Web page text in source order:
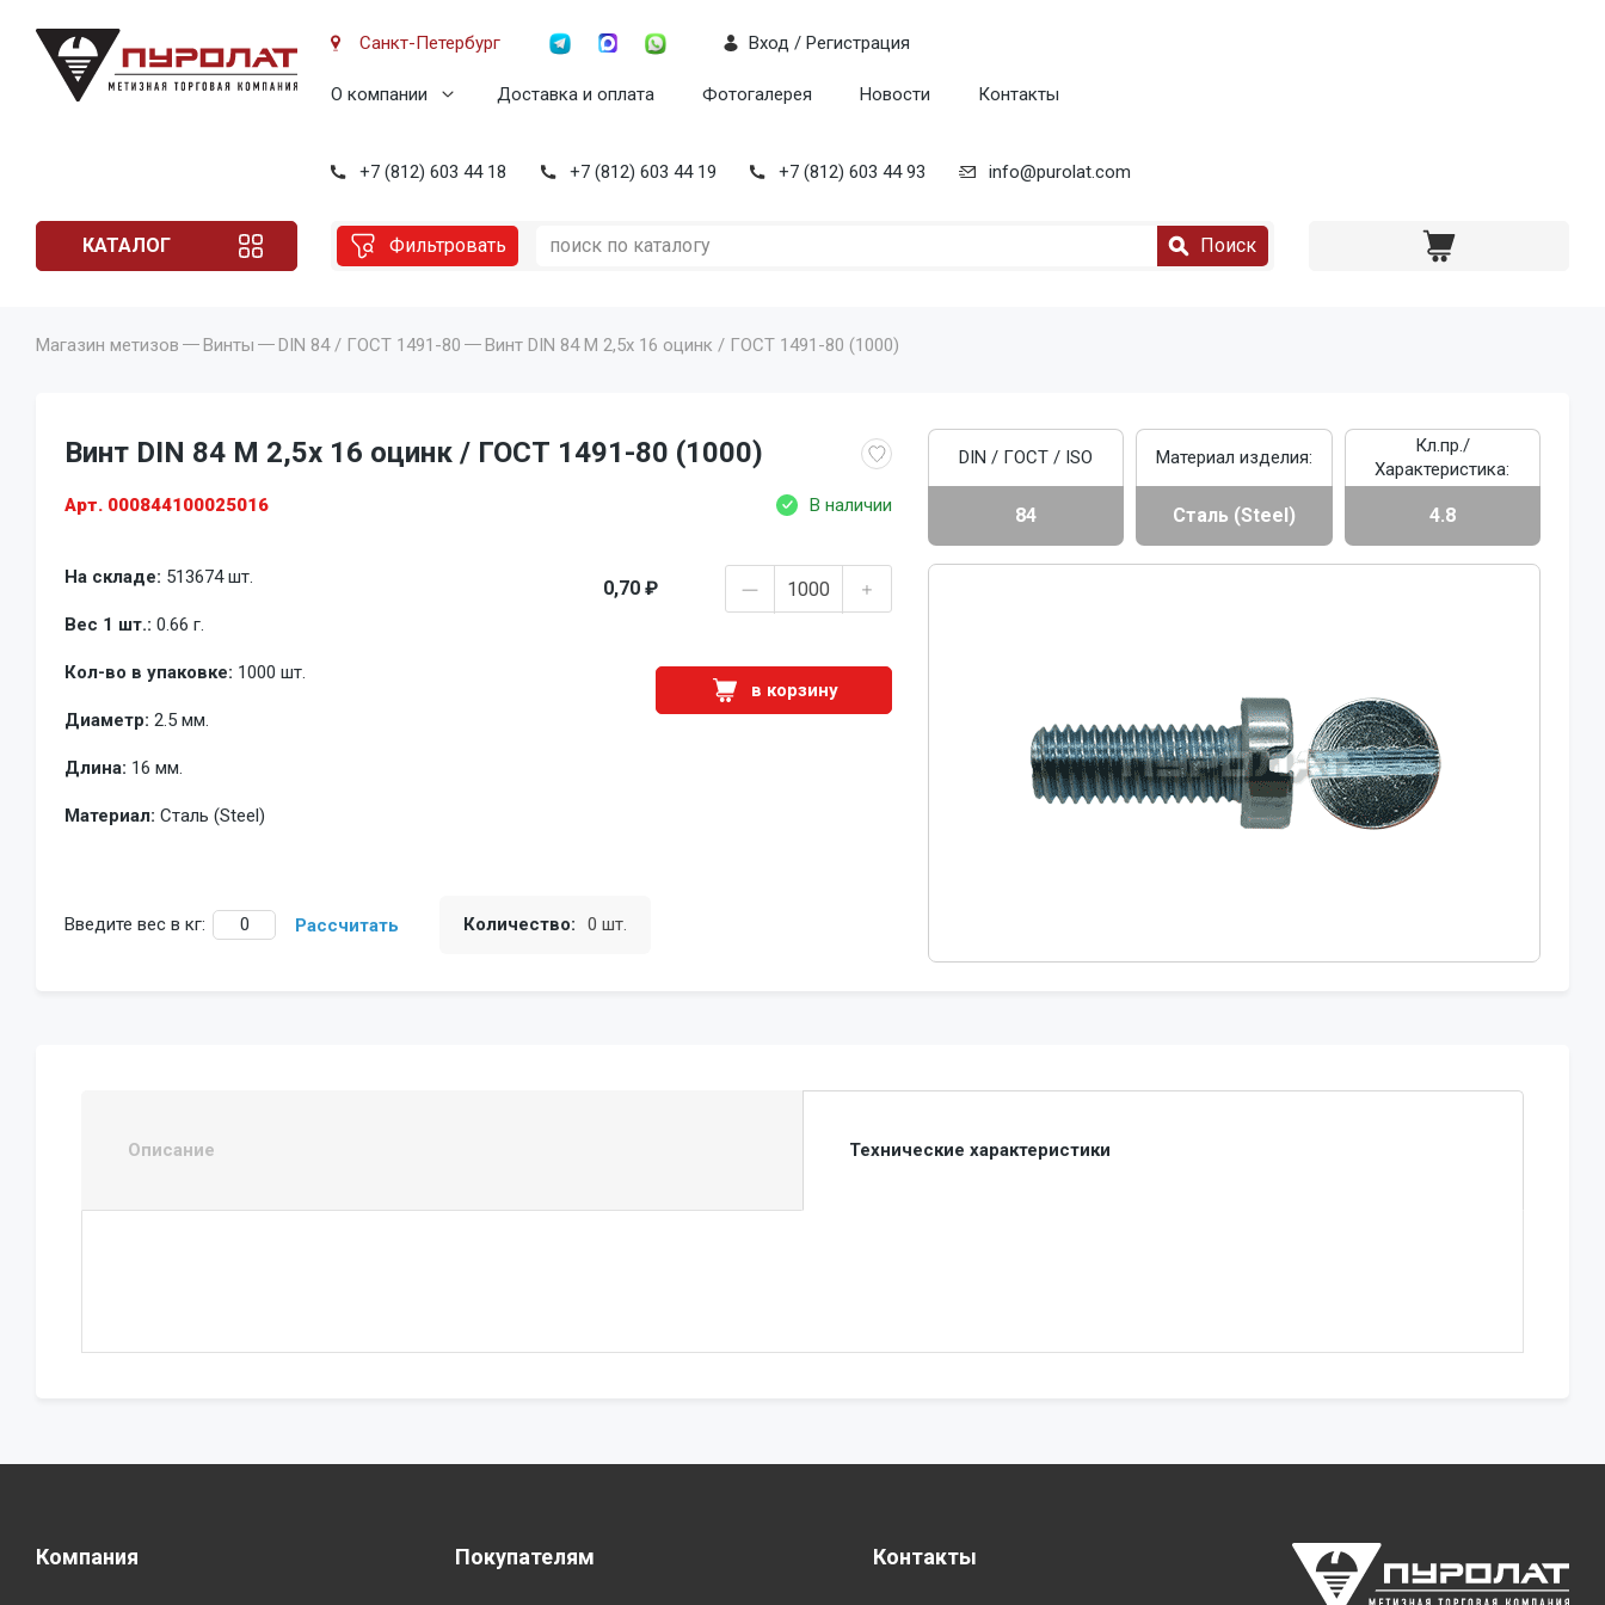
Санкт-Петербург
О компании Доставка и оплата Фотогалерея Новости Контакты
Вход / Регистрация
+7 (812) 603 44 18 +7 (812) 603 44 19 +7 (812) 603 44 93 info@purolat.com
КАТАЛОГ Фильтровать Поиск
Магазин метизов Винты DIN 84 / ГОСТ 1491-80 Винт DIN 84 M 2,5x 16 оцинк / ГОСТ 1491-80 (1000)
Винт DIN 84 M 2,5x 16 оцинк / ГОСТ 1491-80 (1000)
Арт. 000844100025016 В наличии
На складе: 513674 шт.
Вес 1 шт.: 0.66 г.
Кол-во в упаковке: 1000 шт.
Диаметр: 2.5 мм.
Длина: 16 мм.
Материал: Сталь (Steel)
0,70 ₽
в корзину
Введите вес в кг: Рассчитать Количество: 0 шт.
DIN / ГОСТ / ISO
84
Материал изделия:
Сталь (Steel)
Кл.пр./
Характеристика:
4.8
Описание Технические характеристики
Компания Покупателям Контакты